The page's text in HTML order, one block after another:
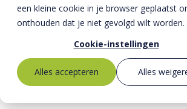
een kleine cookie in je browser geplaatst
onthouden dat je niet gevolgd wilt worden.
Cookie-instellingen
Alles accepteren
Alles
Bestekservice
Over ons
MVO
Kernwaarden
Oploopprojectband 30/